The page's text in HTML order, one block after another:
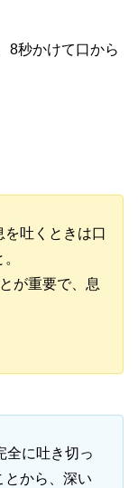
8秒かけて口から
吐くときは口
が重要で、息
全に吐き切っ
とから、深い